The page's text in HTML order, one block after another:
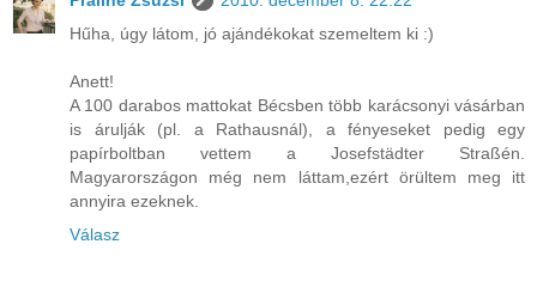
Hűha, úgy látom, jó ajándékokat szemeltem ki :)
Anett!
A 100 darabos mattokat Bécsben több karácsonyi vásárban
is árulják (pl. a Rathausnál), a fényeseket pedig egy
papírboltban vettem a Josefstädter Straßén.
Magyarországon még nem láttam,ezért örültem meg itt
annyira ezeknek.
Válasz